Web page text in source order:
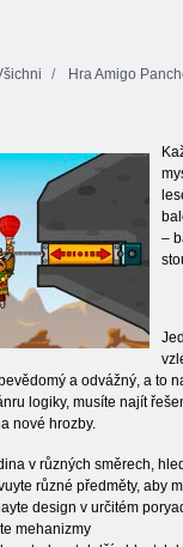
Hra Amigo
–
a odvážný, a to
logiky, musíte najít
nové hrozby.
v různých směrech,
různé předměty, aby
design v určitém
mehanizmy